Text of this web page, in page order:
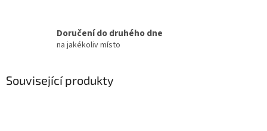
Doručení do druhého dne
na jakékoliv místo
Související produkty